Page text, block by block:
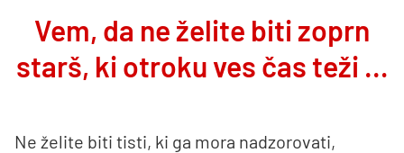
Vem, da ne želite biti zoprn
starš, ki otroku ves čas teži …
Ne želite biti tisti, ki ga mora nadzorovati,